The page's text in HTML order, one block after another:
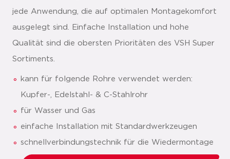
jede Anwendung, die auf optimalen Montagekomfort
ausgelegt sind. Einfache Installation und hohe
Qualität sind die obersten Prioritäten des VSH Super
Sortiments.
kann für folgende Rohre verwendet werden:
Kupfer-, Edelstahl- & C-Stahlrohr
für Wasser und Gas
einfache Installation mit Standardwerkzeugen
schnellverbindungstechnik für die Wiedermontage